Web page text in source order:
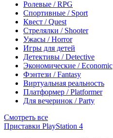
Ролевые / RPG
Спортивные / Sport
Квест / Quest
Стрелялки / Shooter
Ужасы / Horror
Игры для детей
Детективы / Detective
Экономические / Economic
Фэнтези / Fantasy
Виртуальная реальность
Платформер / Platformer
Для вечеринок / Party
Смотреть все
Приставки PlayStation 4